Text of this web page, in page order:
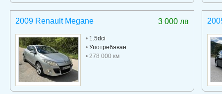
3 000 лв
2009 Renault Megane
• 1.5dci
• Употребяван
• 278 000 км